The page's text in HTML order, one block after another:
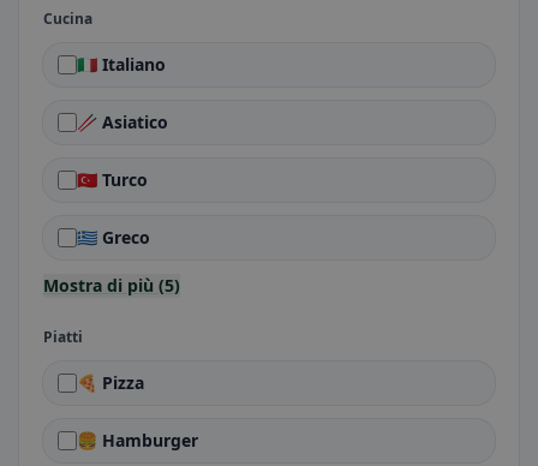
Cucina
🇮🇹 Italiano
🥢 Asiatico
🇹🇷 Turco
🇬🇷 Greco
Mostra di più (5)
Piatti
🍕 Pizza
🍔 Hamburger